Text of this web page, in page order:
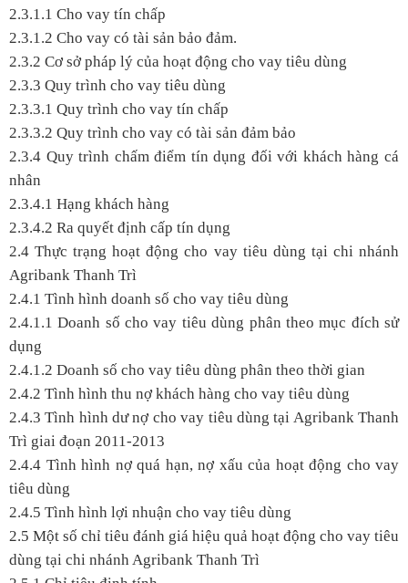
2.3.1.1 Cho vay tín chấp
2.3.1.2 Cho vay có tài sản bảo đảm.
2.3.2 Cơ sở pháp lý của hoạt động cho vay tiêu dùng
2.3.3 Quy trình cho vay tiêu dùng
2.3.3.1 Quy trình cho vay tín chấp
2.3.3.2 Quy trình cho vay có tài sản đảm bảo
2.3.4 Quy trình chấm điểm tín dụng đối với khách hàng cá
nhân
2.3.4.1 Hạng khách hàng
2.3.4.2 Ra quyết định cấp tín dụng
2.4 Thực trạng hoạt động cho vay tiêu dùng tại chi nhánh
Agribank Thanh Trì
2.4.1 Tình hình doanh số cho vay tiêu dùng
2.4.1.1 Doanh số cho vay tiêu dùng phân theo mục đích sử
dụng
2.4.1.2 Doanh số cho vay tiêu dùng phân theo thời gian
2.4.2 Tình hình thu nợ khách hàng cho vay tiêu dùng
2.4.3 Tình hình dư nợ cho vay tiêu dùng tại Agribank Thanh
Trì giai đoạn 2011-2013
2.4.4 Tình hình nợ quá hạn, nợ xấu của hoạt động cho vay
tiêu dùng
2.4.5 Tình hình lợi nhuận cho vay tiêu dùng
2.5 Một số chỉ tiêu đánh giá hiệu quả hoạt động cho vay tiêu
dùng tại chi nhánh Agribank Thanh Trì